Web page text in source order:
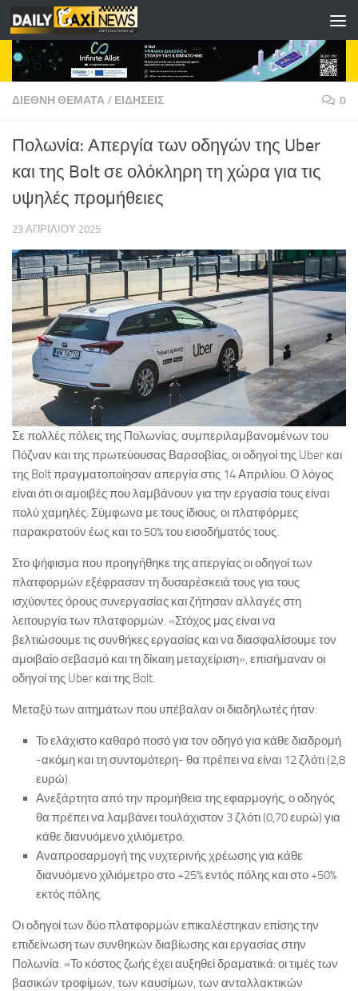
Skip to content
ΔΙΕΘΝΗ ΘΕΜΑΤΑ/ ΕΙΔΗΣΕΙΣ 0
Πολωνία: Απεργία των οδηγών της Uber
και της Bolt σε ολόκληρη τη χώρα για τις
υψηλές προμήθειες
23 ΑΠΡΙΛΊΟΥ 2025
Σε πολλές πόλεις της Πολωνίας, συμπεριλαμβανομένων του
Πόζναν και της πρωτεύουσας Βαρσοβίας, οι οδηγοί της Uber και
της Bolt πραγματοποίησαν απεργία στις 14 Απριλίου. Ο λόγος
είναι ότι οι αμοιβές που λαμβάνουν για την εργασία τους είναι
πολύ χαμηλές. Σύμφωνα με τους ίδιους, οι πλατφόρμες
παρακρατούν έως και το 50% του εισοδήματός τους.
Στο ψήφισμα που προηγήθηκε της απεργίας οι οδηγοί των
πλατφορμών εξέφρασαν τη δυσαρέσκειά τους για τους
ισχύοντες όρους συνεργασίας και ζήτησαν αλλαγές στη
λειτουργία των πλατφορμών. «Στόχος μας είναι να
βελτιώσουμε τις συνθήκες εργασίας και να διασφαλίσουμε τον
αμοιβαίο σεβασμό και τη δίκαιη μεταχείριση», επισήμαναν οι
οδηγοί της Uber και της Bolt.
Μεταξύ των αιτημάτων που υπέβαλαν οι διαδηλωτές ήταν:
Το ελάχιστο καθαρό ποσό για τον οδηγό για κάθε διαδρομή
-ακόμη και τη συντομότερη- θα πρέπει να είναι 12 ζλότι (2,8
ευρώ).
Ανεξάρτητα από την προμήθεια της εφαρμογής, ο οδηγός
θα πρέπει να λαμβάνει τουλάχιστον 3 ζλότι (0,70 ευρώ) για
κάθε διανυόμενο χιλιόμετρο.
Αναπροσαρμογή της νυχτερινής χρέωσης για κάθε
διανυόμενο χιλιόμετρο στο +25% εντός πόλης και στο +50%
εκτός πόλης.
Οι οδηγοί των δύο πλατφορμών επικαλέστηκαν επίσης την
επιδείνωση των συνθηκών διαβίωσης και εργασίας στην
Πολωνία. «Το κόστος ζωής έχει αυξηθεί δραματικά: οι τιμές των
βασικών τροφίμων, των καυσίμων, των ανταλλακτικών